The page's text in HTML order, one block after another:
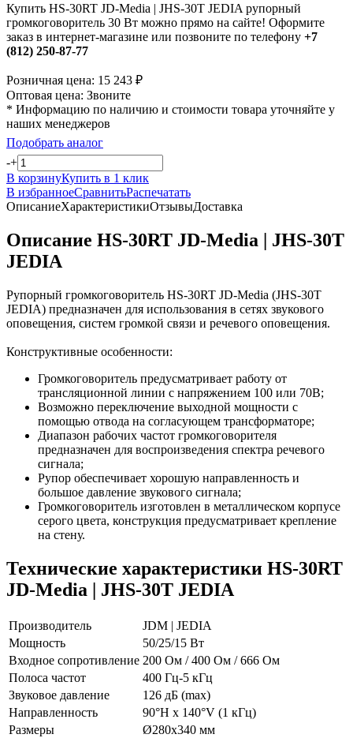
Купить HS-30RT JD-Media | JHS-30T JEDIA рупорный
громкоговоритель 30 Вт можно прямо на сайте! Оформите
заказ в интернет-магазине или позвоните по телефону +7
(812) 250-87-77
Розничная цена: 15 243 ₽
Оптовая цена: Звоните
* Информацию по наличию и стоимости товара уточняйте у
наших менеджеров
Подобрать аналог
-+
В корзинуКупить в 1 клик
В избранноеСравнитьРаспечатать
ОписаниеХарактеристикиОтзывыДоставка
Описание HS-30RT JD-Media | JHS-30T
JEDIA
Рупорный громкоговоритель HS-30RT JD-Media (JHS-30T
JEDIA) предназначен для использования в сетях звукового
оповещения, систем громкой связи и речевого оповещения.
Конструктивные особенности:
Громкоговоритель предусматривает работу от
трансляционной линии с напряжением 100 или 70В;
Возможно переключение выходной мощности с
помощью отвода на согласующем трансформаторе;
Диапазон рабочих частот громкоговорителя
предназначен для воспроизведения спектра речевого
сигнала;
Рупор обеспечивает хорошую направленность и
большое давление звукового сигнала;
Громкоговоритель изготовлен в металлическом корпусе
серого цвета, конструкция предусматривает крепление
на стену.
Технические характеристики HS-30RT
JD-Media | JHS-30T JEDIA
Производитель
JDM | JEDIA
Мощность
50/25/15 Вт
Входное сопротивление 200 Ом / 400 Ом / 666 Ом
Полоса частот
400 Гц-5 кГц
Звуковое давление
126 дБ (max)
Направленность
90°H x 140°V (1 кГц)
Размеры
Ø280х340 мм